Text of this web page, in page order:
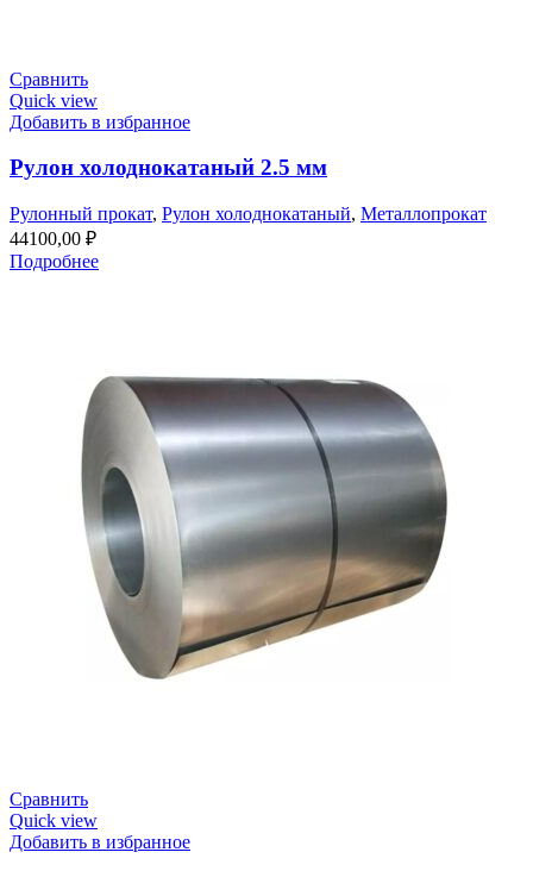
Сравнить
Quick view
Добавить в избранное
Рулон холоднокатаный 2.5 мм
Рулонный прокат, Рулон холоднокатаный, Металлопрокат
44100,00 ₽
Подробнее
Сравнить
Quick view
Добавить в избранное